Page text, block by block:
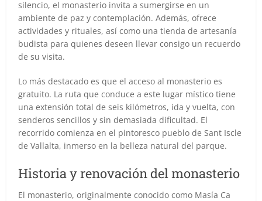
silencio, el monasterio invita a sumergirse en un
ambiente de paz y contemplación. Además, ofrece
actividades y rituales, así como una tienda de artesanía
budista para quienes deseen llevar consigo un recuerdo
de su visita.
Lo más destacado es que el acceso al monasterio es
gratuito. La ruta que conduce a este lugar místico tiene
una extensión total de seis kilómetros, ida y vuelta, con
senderos sencillos y sin demasiada dificultad. El
recorrido comienza en el pintoresco pueblo de Sant Iscle
de Vallalta, inmerso en la belleza natural del parque.
Historia y renovación del monasterio
El monasterio, originalmente conocido como Masía Ca